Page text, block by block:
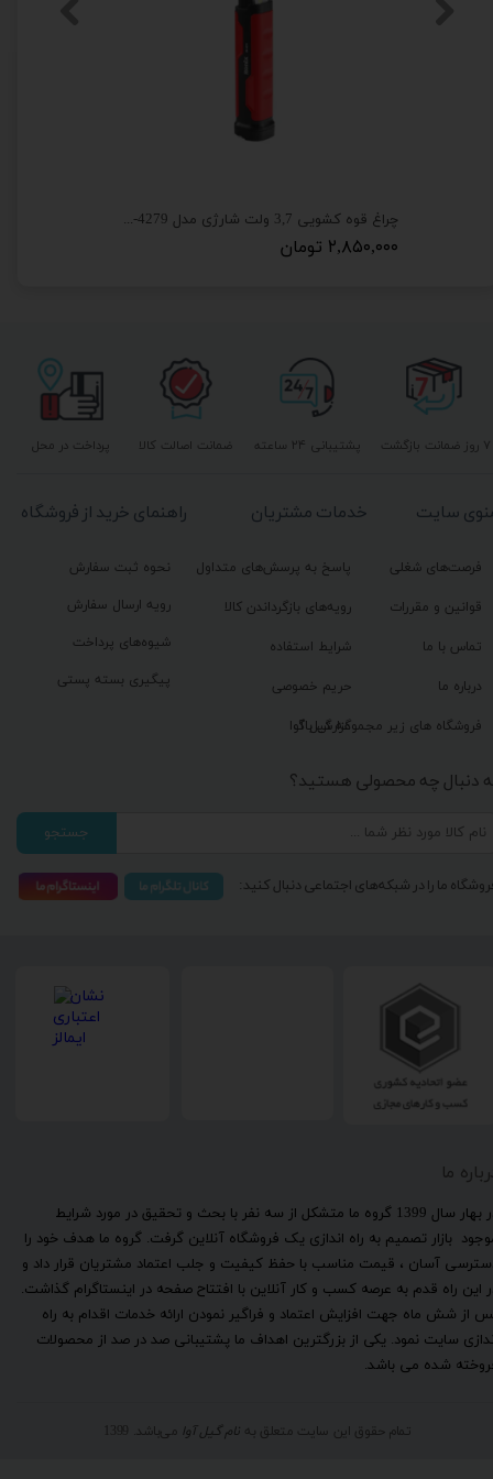
چراغ قوه کشویی 3,7 ولت شارژی مدل RH-4279
۲,۸۵۰,۰۰۰ تومان
ما
​در بهار سال 1399 گروه ما متشکل از سه نفر با بحث و تحقیق در مورد شرایط
بازار تصمیم به راه اندازی یک فروشگاه آنلاین گرفت. گروه ما هدف خود را
آسان ، قیمت مناسب با حفظ کیفیت و جلب اعتماد مشتریان قرار داد و
این راه قدم به عرصه کسب و کار آنلاین با افتتاح صفحه در اینستاگرام گذاشت.
از شش ماه جهت افزایش اعتماد و فراگیر نمودن ارائه خدمات اقدام به راه
سایت نمود. یکی از بزرگترین اهداف ما پشتیبانی صد در صد از محصولات
شده می باشد.
تمام حقوق این سایت متعلق به نام گیل آوا می‌باشد. 1399
پشتیبانی ۲۴ ساعته پرداخت در محل ۷ روز ضمانت بازگشت ضمانت اصالت کالا
راهنمای خرید از فروشگاه
نحوه ثبت سفارش
رویه ارسال سفارش
شیوه‌های پرداخت
پیگیری بسته پستی
خدمات مشتریان
پاسخ به پرسش‌های متداول
رویه‌های بازگرداندن کالا
شرایط استفاده
حریم خصوصی
گزارش باگ
سایت
فرصت‌های شغلی
قوانین و مقررات
تماس با ما
درباره ما
فروشگاه های زیر مجموعه گیل آوا
دنبال چه محصولی هستید؟
جستجو
ما را در شبکه‌های اجتماعی دنبال کنید: